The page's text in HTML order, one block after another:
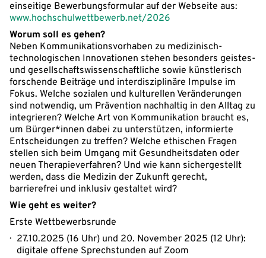
einseitige Bewerbungsformular auf der Webseite aus:
www.hochschulwettbewerb.net/2026
Worum soll es gehen?
Neben Kommunikationsvorhaben zu medizinisch-
technologischen Innovationen stehen besonders geistes-
und gesellschaftswissenschaftliche sowie künstlerisch
forschende Beiträge und interdisziplinäre Impulse im
Fokus. Welche sozialen und kulturellen Veränderungen
sind notwendig, um Prävention nachhaltig in den Alltag zu
integrieren? Welche Art von Kommunikation braucht es,
um Bürger*innen dabei zu unterstützen, informierte
Entscheidungen zu treffen? Welche ethischen Fragen
stellen sich beim Umgang mit Gesundheitsdaten oder
neuen Therapieverfahren? Und wie kann sichergestellt
werden, dass die Medizin der Zukunft gerecht,
barrierefrei und inklusiv gestaltet wird?
Wie geht es weiter?
Erste Wettbewerbsrunde
27.10.2025 (16 Uhr) und 20. November 2025 (12 Uhr):
digitale offene Sprechstunden auf Zoom